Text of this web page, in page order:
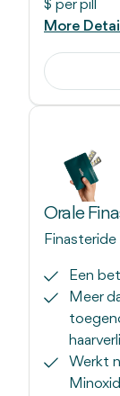
$ per pill
More
Orale
Finasteride
Een
Meer
Werkt